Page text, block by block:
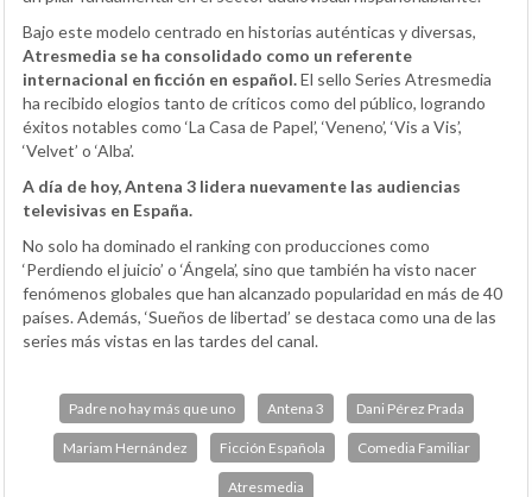
Bajo este modelo centrado en historias auténticas y diversas,
Atresmedia se ha consolidado como un referente
internacional en ficción en español.El sello Series Atresmedia
ha recibido elogios tanto de críticos como del público, logrando
éxitos notables como ‘La Casa de Papel’, ‘Veneno’, ‘Vis a Vis’,
‘Velvet’ o ‘Alba’.
A día de hoy, Antena 3 lidera nuevamente las audiencias
televisivas en España.
No solo ha dominado el ranking con producciones como
‘Perdiendo el juicio’ o ‘Ángela’, sino que también ha visto nacer
fenómenos globales que han alcanzado popularidad en más de 40
países. Además, ‘Sueños de libertad’ se destaca como una de las
series más vistas en las tardes del canal.
Padre no hay más que uno Antena 3 Dani Pérez Prada
Mariam Hernández Ficción Española Comedia Familiar
Atresmedia